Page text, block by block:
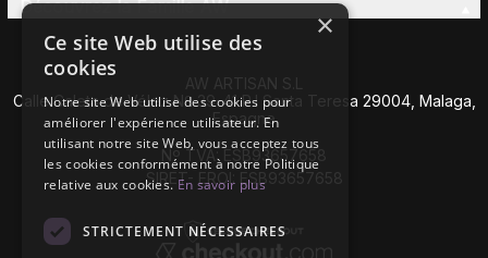
Découvrez la Famille AW
AW ARTISAN S.L
Calle Caleta de Vélez Nº 39-41 P.I Santa Teresa 29004, Malaga,
Espagne
Nº TVA: ESB93657658
SIRET- EROI: ESB93657658
×
Ce site Web utilise des
cookies
Notre site Web utilise des cookies pour
améliorer l'expérience utilisateur. En
utilisant notre site Web, vous acceptez tous
les cookies conformément à notre Politique
relative aux cookies.En savoir plus
STRICTEMENT NÉCESSAIRES